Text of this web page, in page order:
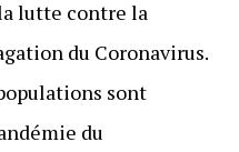
lutte contre la
du Coronavirus.
sont
du